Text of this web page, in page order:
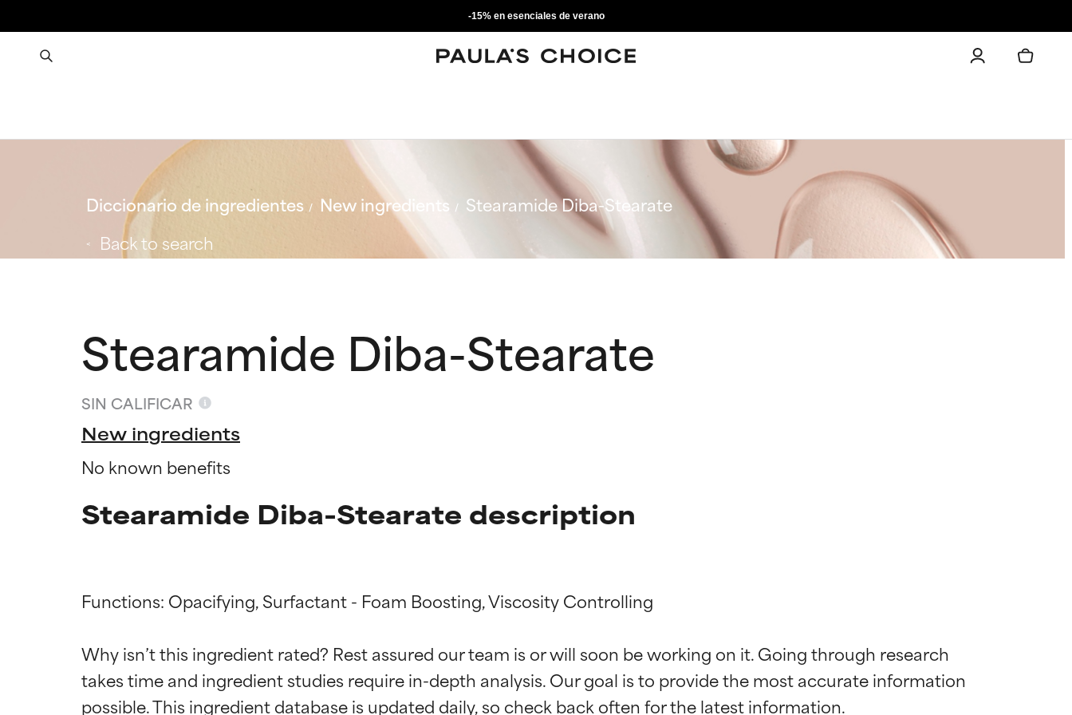
-15% en esenciales de verano
Diccionario de ingredientes New ingredients
Stearamide Diba-Stearate
Back to search
Stearamide Diba-Stearate
SIN CALIFICAR
New ingredients
No known benefits
Stearamide Diba-Stearate description
Functions: Opacifying, Surfactant - Foam Boosting, Viscosity Controlling
Why isn’t this ingredient rated? Rest assured our team is or will soon be working on it. Going through research
takes time and ingredient studies require in-depth analysis. Our goal is to provide the most accurate information
EXCELENTE
Ingrediente sobresaliente con beneficios reales para la piel. Su eficacia está demostrada y
EXCELENTE
Ingrediente sobresaliente con beneficios reales para la piel. Su eficacia está demostrada y